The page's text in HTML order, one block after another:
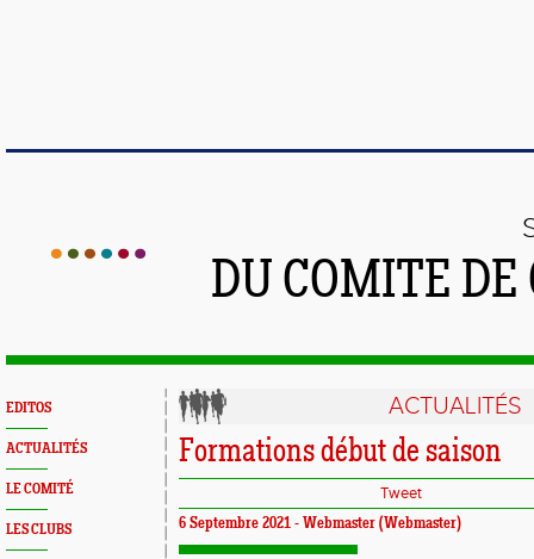
DU COMITE
EDITOS
ACTUALITÉS
LE COMITÉ
LES CLUBS
ACTUALITÉS
Formations début de saison
Tweet
6 Septembre 2021 - Webmaster (Webmaster)